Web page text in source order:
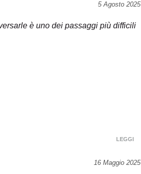
5 Agosto 2025
è uno dei passaggi più difficili
LEGGI
16 Maggio 2025